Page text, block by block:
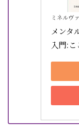
ミネルヴ
メンタ
入門: